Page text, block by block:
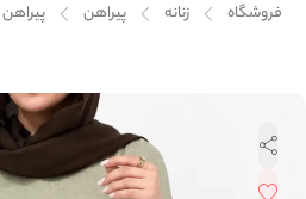
فروشگاه زنانه پیراهن پیراهن